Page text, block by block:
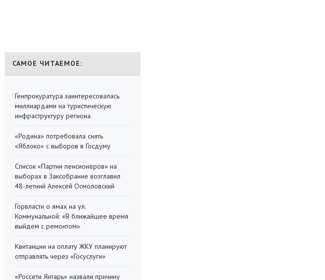
САМОЕ ЧИТАЕМОЕ:
Генпрокуратура заинтересовалась
миллиардами на туристическую
инфраструктуру региона
«Родина» потребовала снять
«Яблоко» с выборов в Госдуму
Список «Партии пенсионеров» на
выборах в Заксобрание возглавил
48-летний Алексей Осмоловский
Горвласти о ямах на ул.
Коммунальной: «В ближайшее время
выйдем с ремонтом»
Квитанции на оплату ЖКУ планируют
отправлять через «Госуслуги»
«Россети Янтарь» назвали причину